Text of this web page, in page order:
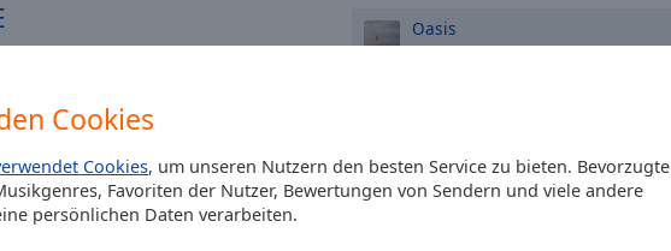
Cookies
Cookies, um unseren Nutzern den besten Service zu bieten. Bevorzugte
Favoriten der Nutzer, Bewertungen von Sendern und viele andere
persönlichen Daten verarbeiten.
rock indie rock
electro rock
Oasis